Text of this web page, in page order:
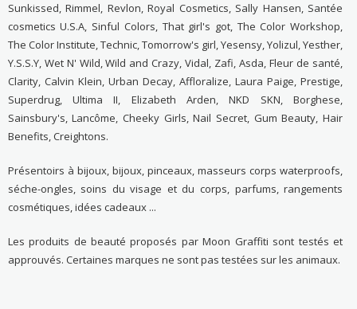
Sunkissed, Rimmel, Revlon, Royal Cosmetics, Sally Hansen, Santée
cosmetics U.S.A, Sinful Colors, That girl's got, The Color Workshop,
The Color Institute, Technic, Tomorrow's girl, Yesensy, Yolizul, Yesther,
Y.S.S.Y, Wet N' Wild, Wild and Crazy, Vidal, Zafi, Asda, Fleur de santé,
Clarity, Calvin Klein, Urban Decay, Affloralize, Laura Paige, Prestige,
Superdrug, Ultima II, Elizabeth Arden, NKD SKN, Borghese,
Sainsbury's, Lancôme, Cheeky Girls, Nail Secret, Gum Beauty, Hair
Benefits, Creightons.
Présentoirs à bijoux, bijoux, pinceaux, masseurs corps waterproofs,
séche-ongles, soins du visage et du corps, parfums, rangements
cosmétiques, idées cadeaux ...
Les produits de beauté proposés par Moon Graffiti sont testés et
approuvés. Certaines marques ne sont pas testées sur les animaux.